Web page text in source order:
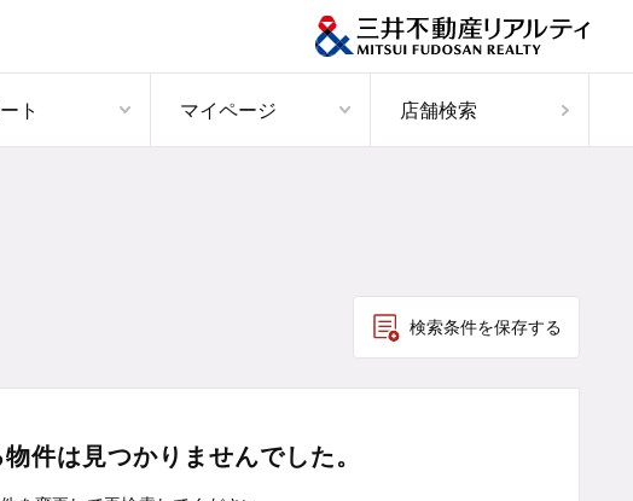
ト マイページ 店舗検索
検索条件を保存する
件は見つかりませんでした。